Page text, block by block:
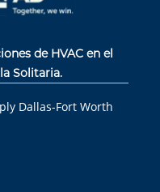
de HVAC en el
Solitaria.
Dallas-Fort Worth